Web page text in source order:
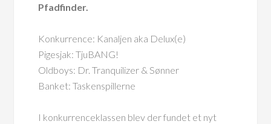
Pfadfinder.
Konkurrence: Kanaljen aka Delux(e)
Pigesjak: TjuBANG!
Oldboys: Dr. Tranquilizer & Sønner
Banket: Taskenspillerne
I konkurrenceklassen blev der fundet et nyt